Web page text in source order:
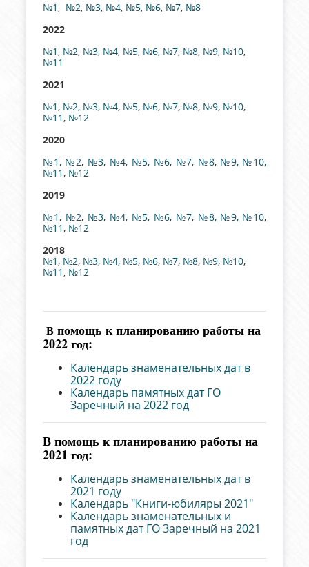
№1, №2, №3, №4, №5, №6, №7, №8
2022
№1, №2, №3, №4, №5, №6, №7, №8, №9, №10,
№11
2021
№1, №2, №3, №4, №5, №6, №7, №8, №9, №10,
№11, №12
2020
№1, №2, №3, №4, №5, №6, №7, №8, №9, №10,
№11, №12
2019
№1, №2, №3, №4, №5, №6, №7, №8, №9, №10,
№11, №12
2018
№1, №2, №3, №4, №5, №6, №7, №8, №9, №10,
№11, №12
В помощь к планированию работы на
2022 год:
Календарь знаменательных дат в
2022 году
Календарь памятных дат ГО
Заречный на 2022 год
В помощь к планированию работы на
2021 год:
Календарь знаменательных дат в
2021 году
Календарь "Книги-юбиляры 2021"
Календарь знаменательных и
памятных дат ГО Заречный на 2021
год